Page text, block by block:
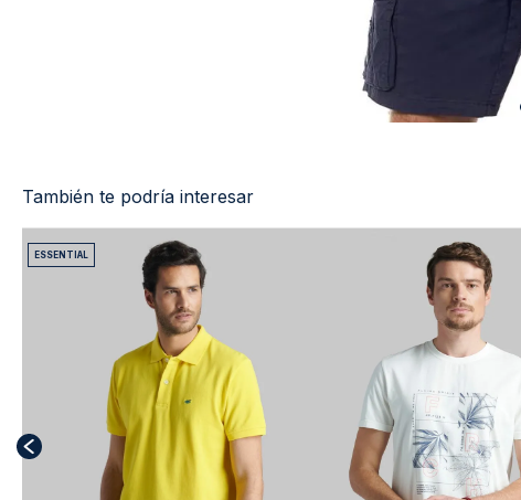
También te podría interesar
ESSENTIAL